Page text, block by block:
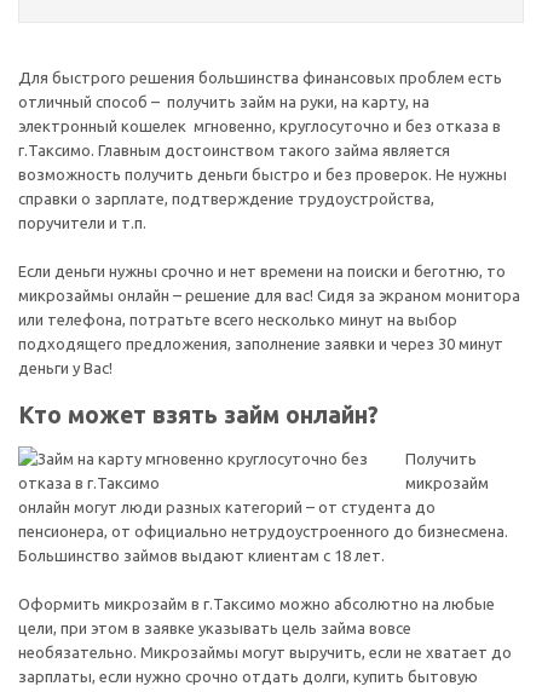
Для быстрого решения большинства финансовых проблем есть
отличный способ – получить займ на руки, на карту, на
электронный кошелек мгновенно, круглосуточно и без отказа в
г.Таксимо. Главным достоинством такого займа является
возможность получить деньги быстро и без проверок. Не нужны
справки о зарплате, подтверждение трудоустройства,
поручители и т.п.
Если деньги нужны срочно и нет времени на поиски и беготню, то
микрозаймы онлайн – решение для вас! Сидя за экраном монитора
или телефона, потратьте всего несколько минут на выбор
подходящего предложения, заполнение заявки и через 30 минут
деньги у Вас!
Кто может взять займ онлайн?
Получить
микрозайм
онлайн могут люди разных категорий – от студента до
пенсионера, от официально нетрудоустроенного до бизнесмена.
Большинство займов выдают клиентам с 18 лет.
Оформить микрозайм в г.Таксимо можно абсолютно на любые
цели, при этом в заявке указывать цель займа вовсе
необязательно. Микрозаймы могут выручить, если не хватает до
зарплаты, если нужно срочно отдать долги, купить бытовую